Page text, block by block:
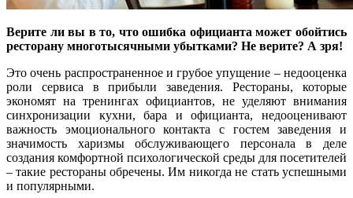
Верите ли вы в то, что ошибка официанта может обойтись
ресторану многотысячными убытками? Не верите? А зря!
Это очень распространенное и грубое упущение – недооценка
роли сервиса в прибыли заведения. Рестораны, которые
экономят на тренингах официантов, не уделяют внимания
синхронизации кухни, бара и официанта, недооценивают
важность эмоционального контакта с гостем заведения и
значимость харизмы обслуживающего персонала в деле
создания комфортной психологической среды для посетителей
– такие рестораны обречены. Им никогда не стать успешными
и популярными.